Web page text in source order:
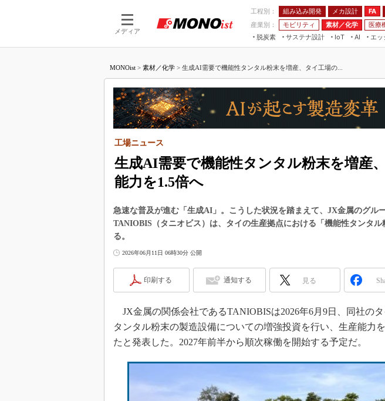
メディア
工程別： 組み込み開発 メカ設計 FA
産業別：
モビリティ 素材／化学 医療
脱炭素
サステナ設計
IoT
つながる工場
つながるサービス
AI
AI×設備保全
Physical AI
エッ
JIMTOF
組込み/エッジ コンピ
展＆IoT/5Gソリュー
IIFES
国際ロボット展
TECHNO-FRONTIER
EdgeTech+
産業オープンネット展
5G
VR／AR
フィールド
組み込み画
車載ソフト
3Dプリンタ
デジタルツ
インダスト
イノベーショ
メイドイン
植物工場
製
FA
モ
MONOist > 素材／化学 > 生成AI需要で機能性タンタル粉末を増産、タイ工場の...
生成AI需要で機能性タンタル粉末を増産
能力を1.5倍へ
工場ニュース
急速な普及が進む「生成AI」。こうした状況を踏まえて、JX金属のグル
TANIOBIS（タニオビス）は、タイの生産拠点における「機能性タンタ
る。
2026年06月11日 06時30分 公開
印刷する 通知する 見る
JX金属の関係会社であるTANIOBISは2026年6月9日、同社の
タンタル粉末の製造設備についての増強投資を行い、生産能力
たと発表した。2027年前半から順次稼働を開始する予定だ。